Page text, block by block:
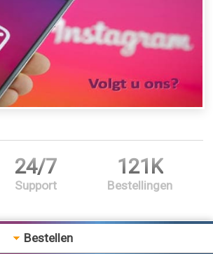
24/7
Support
121K
Bestellingen
Bestellen